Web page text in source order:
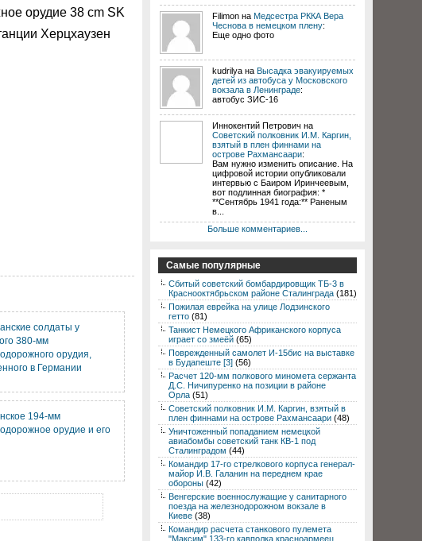
орудие 38 cm SK
Херцхаузен
солдаты у
380-мм
орудия,
в Германии
194-мм
орудие и его
Filimon на Медсестра РККА Вера
Чеснова в немецком плену:
Еще одно фото
kudrilya на Высадка эвакуируемых
детей из автобуса у Московского
вокзала в Ленинграде:
автобус ЗИС-16
Иннокентий Петрович на
Советский полковник И.М. Каргин,
взятый в плен финнами на
острове Рахмансаари:
Вам нужно изменить описание. На
цифровой истории опубликовали
интервью с Баиром Иринчеевым,
вот подлинная биография: *
**Сентябрь 1941 года:** Раненым
в...
Больше комментариев...
Самые популярные
Сбитый советский бомбардировщик ТБ-3 в
Краснооктябрьском районе Сталинграда (181)
Пожилая еврейка на улице Лодзинского
гетто (81)
Танкист Немецкого Африканского корпуса
играет со змеёй (65)
Поврежденный самолет И-15бис на выставке
в Будапеште [3] (56)
Расчет 120-мм полкового миномета сержанта
Д.С. Ничипуренко на позиции в районе
Орла (51)
Советский полковник И.М. Каргин, взятый в
плен финнами на острове Рахмансаари (48)
Уничтоженный попаданием немецкой
авиабомбы советский танк КВ-1 под
Сталинградом (44)
Командир 17-го стрелкового корпуса генерал-
майор И.В. Галанин на переднем крае
обороны (42)
Венгерские военнослужащие у санитарного
поезда на железнодорожном вокзале в
Киеве (38)
Командир расчета станкового пулемета
"Максим" 133-го кавполка красноармеец